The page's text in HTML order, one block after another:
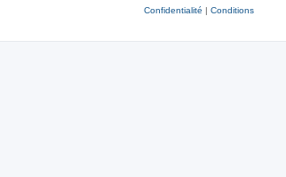
Confidentialité | Conditions